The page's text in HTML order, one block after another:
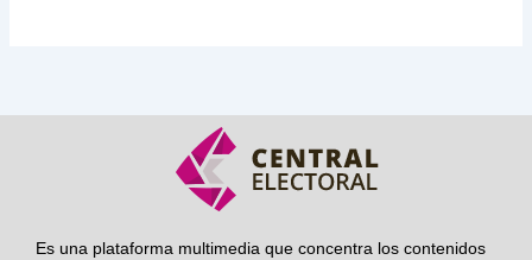
Es una plataforma multimedia que concentra los contenidos